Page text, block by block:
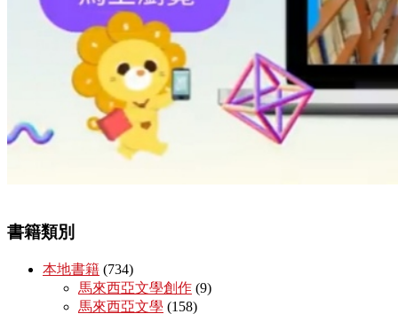
書籍類別
本地書籍 (734)
馬來西亞文學創作 (9)
馬來西亞文學 (158)